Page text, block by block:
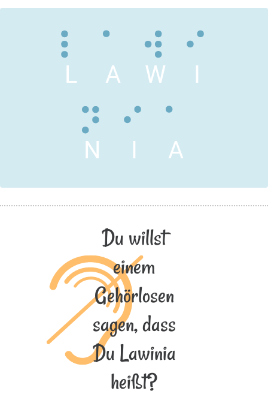
L A W I
N I A
Du willst
einem
Gehörlosen
sagen, dass
Du Lawinia
heißt?